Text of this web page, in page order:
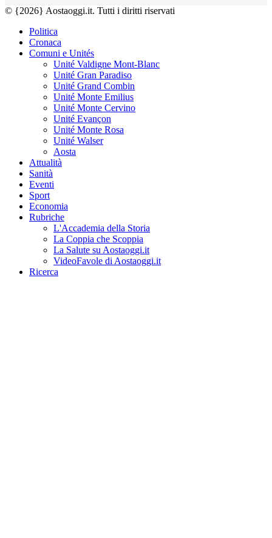
© {2026} Aostaoggi.it. Tutti i diritti riservati
Politica
Cronaca
Comuni e Unités
Unité Valdigne Mont-Blanc
Unité Gran Paradiso
Unité Grand Combin
Unité Monte Emilius
Unité Monte Cervino
Unité Evançon
Unité Monte Rosa
Unité Walser
Aosta
Attualità
Sanità
Eventi
Sport
Economia
Rubriche
L'Accademia della Storia
La Coppia che Scoppia
La Salute su Aostaoggi.it
VideoFavole di Aostaoggi.it
Ricerca